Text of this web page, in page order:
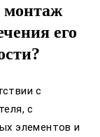
монтаж
его
с
с
элементов и